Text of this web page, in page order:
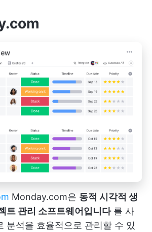
Monday.com은 동적 시각적 생
트 관리 소프트웨어 입니다를 사
분석을 효율적으로 관리할 수 있